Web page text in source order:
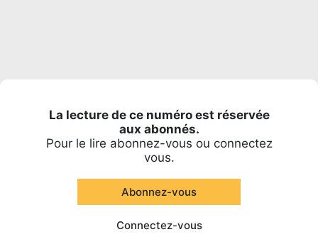
La lecture de ce numéro est réservée
aux abonnés.
Pour le lire abonnez-vous ou connectez
vous.
Abonnez-vous
Connectez-vous